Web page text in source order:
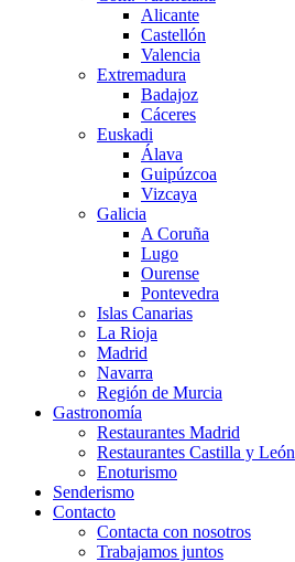
Alicante
Castellón
Valencia
Extremadura
Badajoz
Cáceres
Euskadi
Álava
Guipúzcoa
Vizcaya
Galicia
A Coruña
Lugo
Ourense
Pontevedra
Islas Canarias
La Rioja
Madrid
Navarra
Región de Murcia
Gastronomía
Restaurantes Madrid
Restaurantes Castilla y León
Enoturismo
Senderismo
Contacto
Contacta con nosotros
Trabajamos juntos